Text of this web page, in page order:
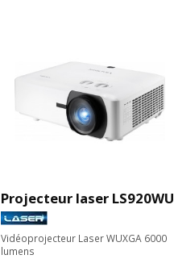
Projecteur laser LS920WU
Vidéoprojecteur Laser WUXGA 6000
lumens